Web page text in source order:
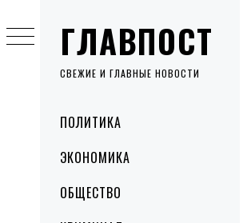
ГЛАВПОСТ
СВЕЖИЕ И ГЛАВНЫЕ НОВОСТИ
MenuПОЛИТИКА
ЭКОНОМИКА
ОБЩЕСТВО
to
content